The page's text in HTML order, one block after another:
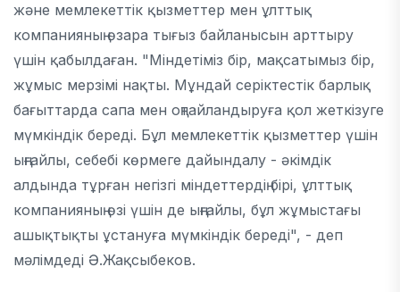
және мемлекеттік қызметтер мен ұлттық
компанияның өзара тығыз байланысын арттыру
үшін қабылдаған. "Міндетіміз бір, мақсатымыз бір,
жұмыс мерзімі нақты. Мұндай серіктестік барлық
бағыттарда сапа мен оңтайландыруға қол жеткізуге
мүмкіндік береді. Бұл мемлекеттік қызметтер үшін
ыңғайлы, себебі көрмеге дайындалу - әкімдік
алдында тұрған негізгі міндеттердің бірі, ұлттық
компанияның өзі үшін де ыңғайлы, бұл жұмыстағы
ашықтықты ұстануға мүмкіндік береді", - деп
мәлімдеді Ә.Жақсыбеков.